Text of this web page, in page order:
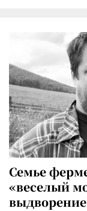
Семье
«веселый